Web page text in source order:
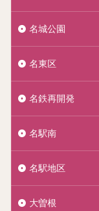
名城公園
名東区
名鉄再開発
名駅南
名駅地区
大曽根